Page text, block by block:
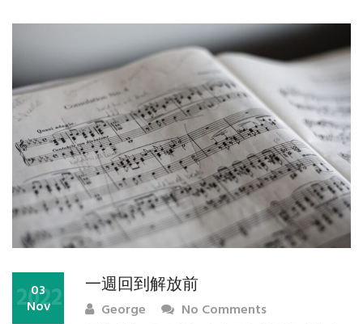
一週回到解放前
03
Nov
2022 George
No Comments